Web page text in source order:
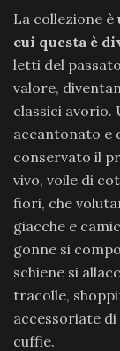
La collezione è
cui questa è
letti del
valore,
classici avorio.
accantonato e
conservato il
vivo, voile di
fiori, che
giacche e
gonne si
schiene si
tracolle,
accessoriate
cuffie.